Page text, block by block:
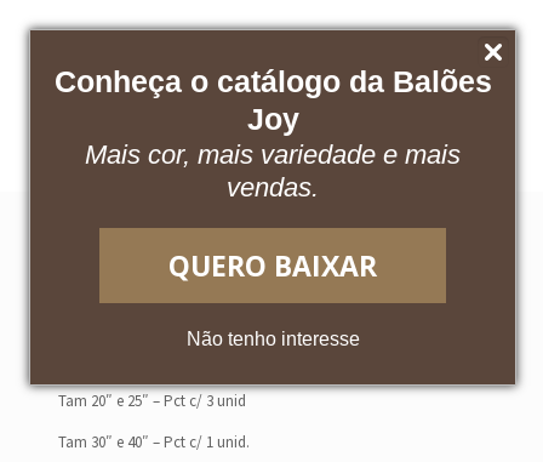
Conheça o catálogo da Balões
Joy
Mais cor, mais variedade e mais
vendas.
QUERO BAIXAR
Não tenho interesse
Baixe nosso catálogo Acesse o App
PINK
Tam 20″ e 25″ – Pct c/ 3 unid
Tam 30″ e 40″ – Pct c/ 1 unid.